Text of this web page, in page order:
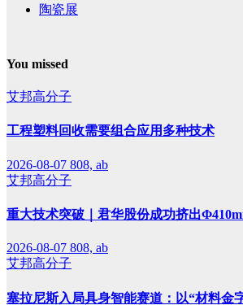
陶瓷展
You missed
艾邦高分子
工程塑料回收需要组合应用多种技术
2026-08-07 808, ab
艾邦高分子
重大技术突破｜君华股份成功挤出
2026-08-07 808, ab
艾邦高分子
塞拉尼斯入局具身智能赛道：以“材料金